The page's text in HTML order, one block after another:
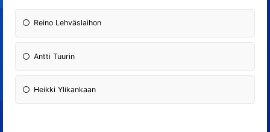
Reino Lehväslaihon
Antti Tuurin
Heikki Ylikankaan